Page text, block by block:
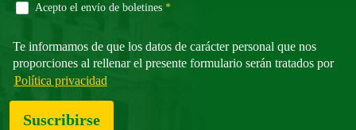
Acepto el envío de boletines *Campo obligatorio
Te informamos de que los datos de carácter personal que nos
proporciones al rellenar el presente formulario serán tratados por
Política privacidad
Suscribirse